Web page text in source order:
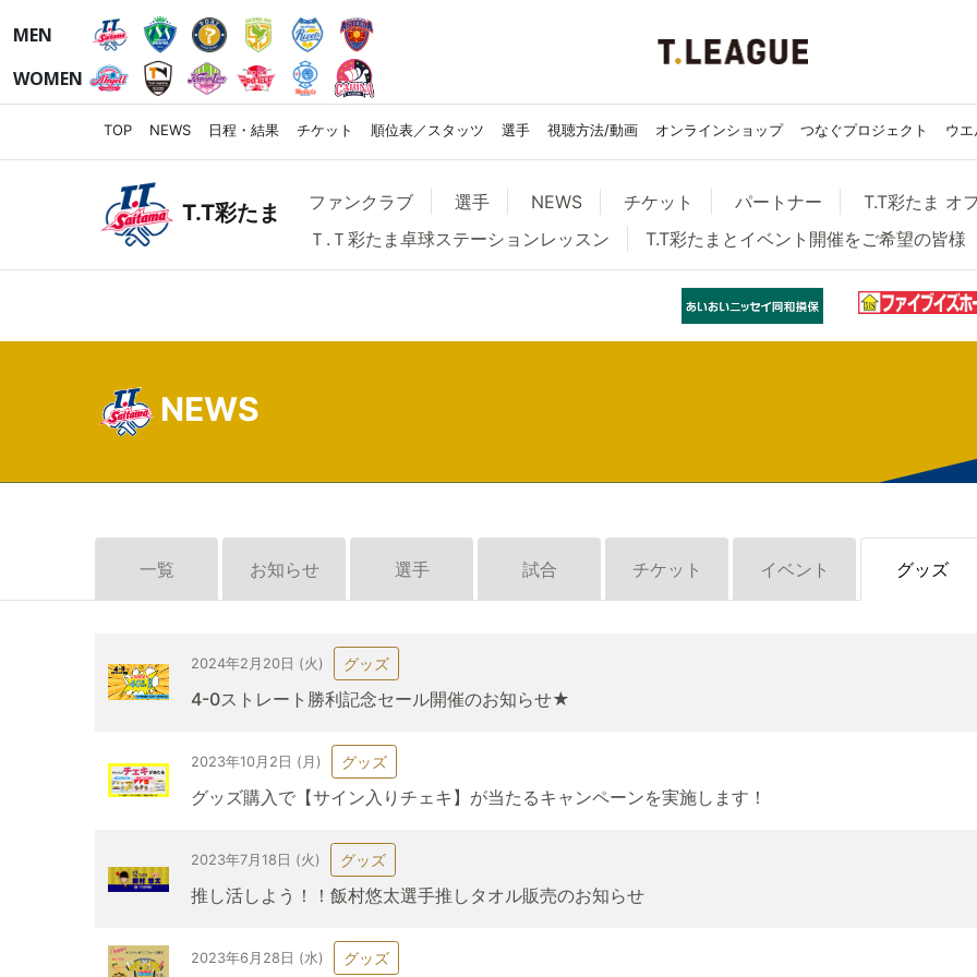
MEN
WOMEN
TOP NEWS 日程・結果 チケット 順位表／スタッツ 選手 視聴方法/動画 オンラインショップ つなぐプロジェクト ウ
T.T彩たま ファンクラブ 選手 NEWS チケット パートナー
T.T彩たま オ
Ｔ.Ｔ彩たま卓球ステーションレッスン
T.T彩たまとイベント開催をご希望の皆様
NEWS
一覧 お知らせ 選手 試合 チケット イベント グッズ
2024年2月20日 (火) グッズ
4-0ストレート勝利記念セール開催のお知らせ★
2023年10月2日 (月) グッズ
グッズ購入で【サイン入りチェキ】が当たるキャンペーンを実施します！
2023年7月18日 (火) グッズ
推し活しよう！！飯村悠太選手推しタオル販売のお知らせ
2023年6月28日 (水) グッズ